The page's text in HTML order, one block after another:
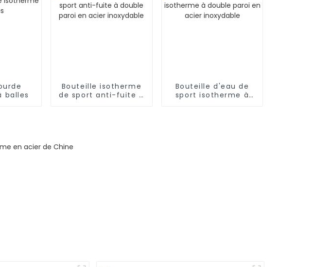
balles
Bouteille isotherme
de sport anti-fuite à
Bouteille d'eau de
sport isotherme à